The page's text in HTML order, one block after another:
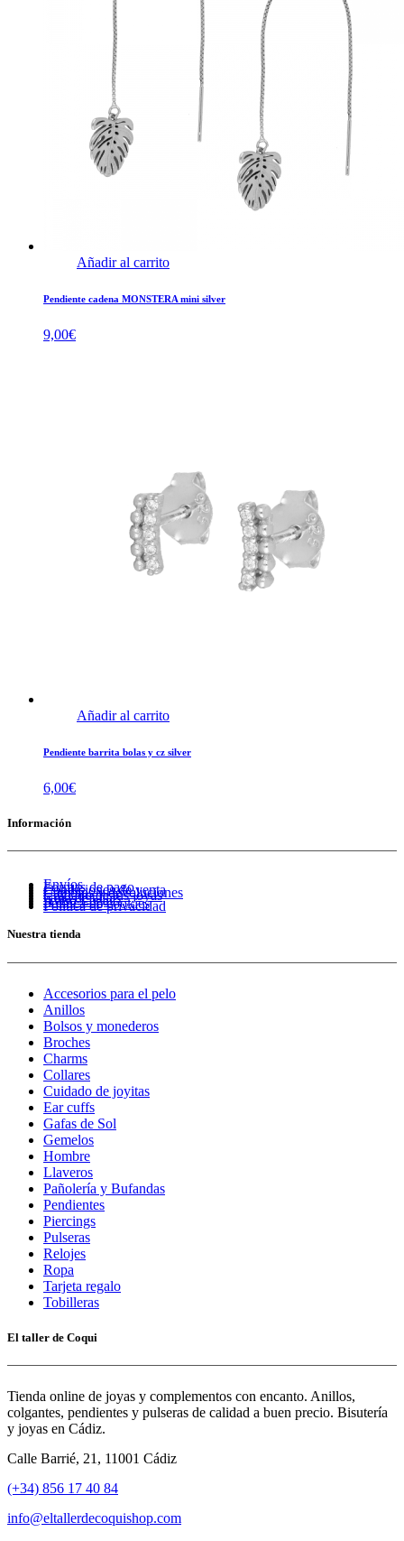
Añadir al carrito
Pendiente cadena MONSTERA mini silver
9,00€
Añadir al carrito
Pendiente barrita bolas y cz silver
6,00€
Información
Envíos
Formas de pago
Condiciones de venta
Cambios y devoluciones
Cuidado de tus joyas
Guía de tallas
Aviso Legal
Política de cookies
Política de privacidad
Nuestra tienda
Accesorios para el pelo
Anillos
Bolsos y monederos
Broches
Charms
Collares
Cuidado de joyitas
Ear cuffs
Gafas de Sol
Gemelos
Hombre
Llaveros
Pañolería y Bufandas
Pendientes
Piercings
Pulseras
Relojes
Ropa
Tarjeta regalo
Tobilleras
El taller de Coqui
Tienda online de joyas y complementos con encanto. Anillos,
colgantes, pendientes y pulseras de calidad a buen precio. Bisutería
y joyas en Cádiz.
Calle Barrié, 21, 11001 Cádiz
(+34) 856 17 40 84
info@eltallerdecoquishop.com